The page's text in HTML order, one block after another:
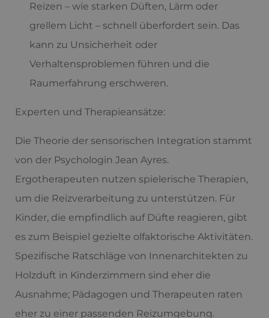
Reizen – wie starken Düften, Lärm oder
grellem Licht – schnell überfordert sein. Das
kann zu Unsicherheit oder
Verhaltensproblemen führen und die
Raumerfahrung erschweren.
Experten und Therapieansätze:
Die Theorie der sensorischen Integration stammt
von der Psychologin Jean Ayres.
Ergotherapeuten nutzen spielerische Therapien,
um die Reizverarbeitung zu unterstützen. Für
Kinder, die empfindlich auf Düfte reagieren, gibt
es zum Beispiel gezielte olfaktorische Aktivitäten.
Spezifische Ratschläge von Innenarchitekten zu
Holzduft in Kinderzimmern sind eher die
Ausnahme; Pädagogen und Therapeuten raten
eher zu einer passenden Reizumgebung.